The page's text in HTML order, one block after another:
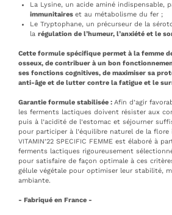
La Lysine, un acide aminé indispensable,
immunitaireset au métabolisme du fer ;
Le Tryptophane, un précurseur de la
larégulation de l’humeur, l’anxiété et le
Cette formule spécifique permet à la femme
osseux, de contribuer à un bon
ses fonctions cognitives, de maximiser sa
anti-âge et de lutter contre la fatigue et le
Garantie formule stabilisée : Afin d’agir
les ferments lactiques doivent résister aux
puis à l’acidité de l’estomac et séjourner
pour participer à l’équilibre naturel de la flore
VITAMIN’22 SPECIFIC FEMME est élaboré à
ferments lactiques rigoureusement
pour satisfaire de façon optimale à ces
gélule végétale pour optimiser leur stabilité,
ambiante.
- Fabriqué en France -